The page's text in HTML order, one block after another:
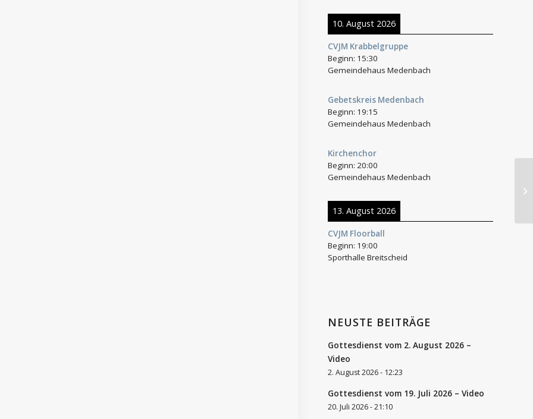
10. August 2026
CVJM Krabbelgruppe
Beginn: 15:30
Gemeindehaus Medenbach
Gebetskreis Medenbach
Beginn: 19:15
Gemeindehaus Medenbach
Kirchenchor
Beginn:20:00
Gemeindehaus Medenbach
13. August 2026
CVJM Floorball
Beginn: 19:00
Sporthalle Breitscheid
NEUSTE BEITRÄGE
Gottesdienst vom 2. August 2026 –
Video
2. August 2026 - 12:23
Gottesdienst vom 19. Juli 2026 – Video
20. Juli 2026 - 21:10